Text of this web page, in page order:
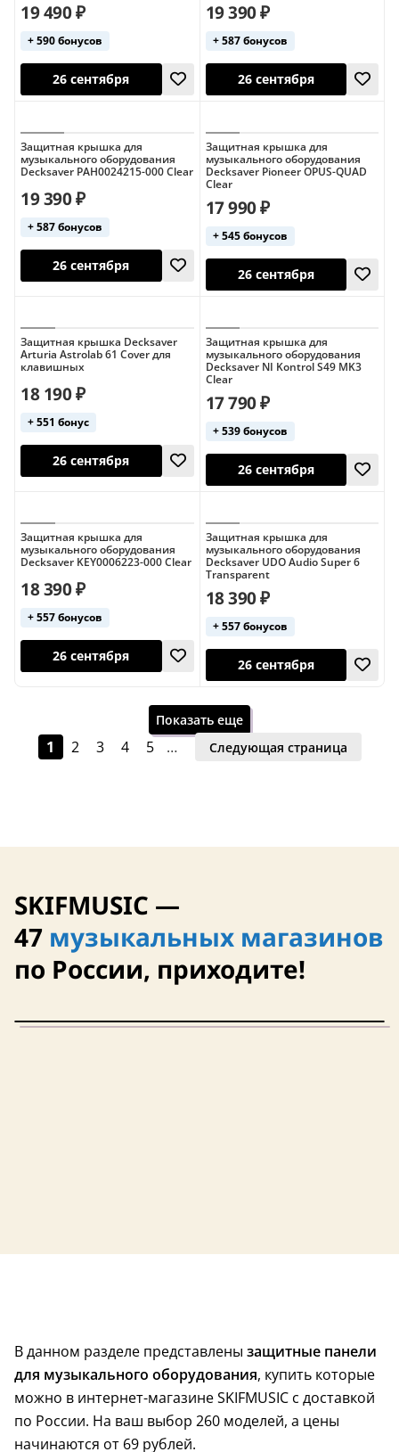
26 сентября
19 490 ₽
+ 590 бонусов
26 сентября
19 390 ₽
+ 587 бонусов
26 сентября
Защитная крышка для
музыкального оборудования
Decksaver PAH0024215-000 Clear
19 390 ₽
+ 587 бонусов
26 сентября
Защитная крышка для
музыкального оборудования
Decksaver Pioneer OPUS-QUAD
Clear
17 990 ₽
+ 545 бонусов
26 сентября
Защитная крышка Decksaver
Arturia Astrolab 61 Cover для
клавишных
18 190 ₽
+ 551 бонус
Защитная крышка для
музыкального оборудования
Decksaver NI Kontrol S49 MK3
Clear
17 790 ₽
+ 539 бонусов
26 сентября
Защитная крышка для
музыкального оборудования
Decksaver KEY0006223-000 Clear
18 390 ₽
+ 557 бонусов
Защитная крышка для
музыкального оборудования
Decksaver UDO Audio Super 6
Transparent
18 390 ₽
+ 557 бонусов
Показать еще
1 2 3 4 5 … Следующая страница
SKIFMUSIC —
47 музыкальных магазинов
по России, приходите!
В данном разделе представлены защитные панели
для музыкального оборудования, купить которые
можно в интернет-магазине SKIFMUSIC с доставкой
по России. На ваш выбор 260 моделей, а цены
начинаются от 69 рублей.